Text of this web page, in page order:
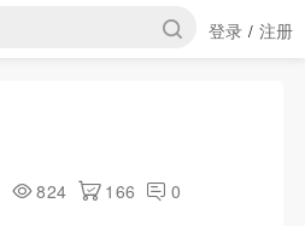
登录 / 注册
824 166 0